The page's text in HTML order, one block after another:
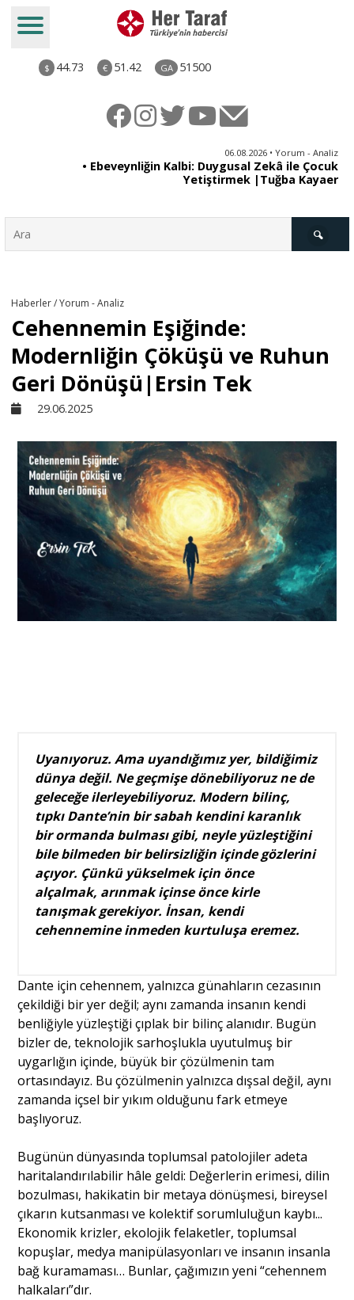
$ 44.73 € 51.42 GA 51500
06.08.2026 • Yorum - Analiz
• Ebeveynliğin Kalbi: Duygusal Zekâ ile Çocuk
Yetiştirmek |Tuğba Kayaer
Derkenar
Sivil Toplum
Kültür - Sanat
Ekonomi
Dünya
Yorum - Analiz
Portre
Yazarlar
Eğitim
Dosya Haber
Sağlık
Haberler / Yorum - Analiz
Cehennemin Eşiğinde:
Modernliğin Çöküşü ve Ruhun
Geri Dönüşü|Ersin Tek
29.06.2025
Uyanıyoruz. Ama uyandığımız yer, bildiğimiz
dünya değil. Ne geçmişe dönebiliyoruz ne de
geleceğe ilerleyebiliyoruz. Modern bilinç,
tıpkı Dante’nin bir sabah kendini karanlık
bir ormanda bulması gibi, neyle yüzleştiğini
bile bilmeden bir belirsizliğin içinde gözlerini
açıyor. Çünkü yükselmek için önce
alçalmak, arınmak içinse önce kirle
tanışmak gerekiyor. İnsan, kendi
cehennemine inmeden kurtuluşa eremez.
Dante için cehennem, yalnızca günahların cezasının
çekildiği bir yer değil; aynı zamanda insanın kendi
benliğiyle yüzleştiği çıplak bir bilinç alanıdır. Bugün
bizler de, teknolojik sarhoşlukla uyutulmuş bir
uygarlığın içinde, büyük bir çözülmenin tam
ortasındayız. Bu çözülmenin yalnızca dışsal değil, aynı
zamanda içsel bir yıkım olduğunu fark etmeye
başlıyoruz.
Bugünün dünyasında toplumsal patolojiler adeta
haritalandırılabilir hâle geldi: Değerlerin erimesi, dilin
bozulması, hakikatin bir metaya dönüşmesi, bireysel
çıkarın kutsanması ve kolektif sorumluluğun kaybı...
Ekonomik krizler, ekolojik felaketler, toplumsal
kopuşlar, medya manipülasyonları ve insanın insanla
bağ kuramaması… Bunlar, çağımızın yeni “cehennem
halkaları”dır.